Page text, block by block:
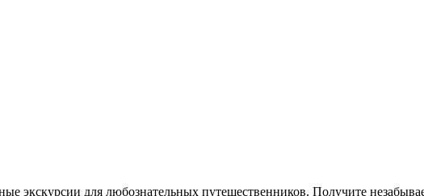
экскурсии для любознательных путешественников. Получите